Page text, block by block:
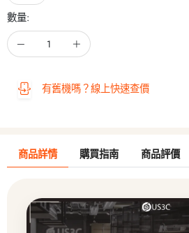
數量:
有舊機嗎？線上快速查價
商品詳情 購買指南 商品評價